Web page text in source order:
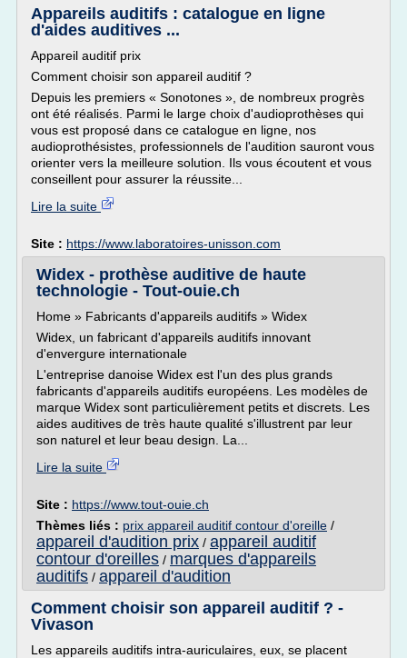
Appareils auditifs : catalogue en ligne
d'aides auditives ...
Appareil auditif prix
Comment choisir son appareil auditif ?
Depuis les premiers « Sonotones », de nombreux progrès
ont été réalisés. Parmi le large choix d'audioprothèses qui
vous est proposé dans ce catalogue en ligne, nos
audioprothésistes, professionnels de l'audition sauront vous
orienter vers la meilleure solution. Ils vous écoutent et vous
conseillent pour assurer la réussite...
Lire la suite
Site : https://www.laboratoires-unisson.com
Widex - prothèse auditive de haute
technologie - Tout-ouie.ch
Home » Fabricants d'appareils auditifs » Widex
Widex, un fabricant d'appareils auditifs innovant
d'envergure internationale
L'entreprise danoise Widex est l'un des plus grands
fabricants d'appareils auditifs européens. Les modèles de
marque Widex sont particulièrement petits et discrets. Les
aides auditives de très haute qualité s'illustrent par leur
son naturel et leur beau design. La...
Lire la suite
Site : https://www.tout-ouie.ch
Thèmes liés : prix appareil auditif contour d'oreille /
appareil d'audition prix / appareil auditif
contour d'oreilles / marques d'appareils
auditifs / appareil d'audition
Comment choisir son appareil auditif ? -
Vivason
Les appareils auditifs intra-auriculaires, eux, se placent